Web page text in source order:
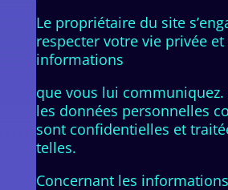
Le propriétaire du site
respecter votre vie privée
informations
que vous lui
les données personnelles
sont confidentielles et
telles.
Concernant les